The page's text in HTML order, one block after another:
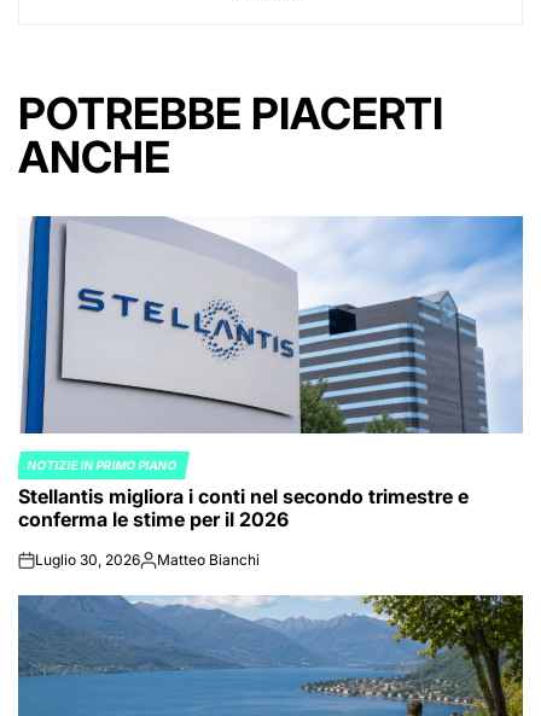
POTREBBE PIACERTI
ANCHE
POSTED
IN
NOTIZIE IN PRIMO PIANO
Stellantis migliora i conti nel secondo trimestre e
conferma le stime per il 2026
onLuglio 30, 2026Posted
Matteo Bianchi